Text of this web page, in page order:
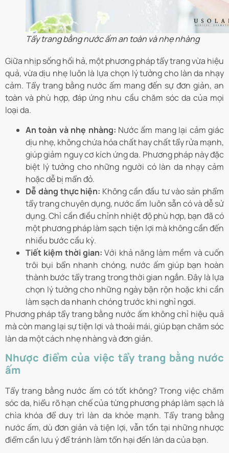
Tẩy trang bằng nước ấm an toàn và nhẹ nhàng
Giữa nhịp sống hối hả, một phương pháp tẩy trang vừa hiệu
quả, vừa dịu nhẹ luôn là lựa chọn lý tưởng cho làn da nhạy
cảm. Tẩy trang bằng nước ấm mang đến sự đơn giản, an
toàn và phù hợp, đáp ứng nhu cầu chăm sóc da của mọi
loại da.
An toàn và nhẹ nhàng: Nước ấm mang lại cảm giác
dịu nhẹ, không chứa hóa chất hay chất tẩy rửa mạnh,
giúp giảm nguy cơ kích ứng da. Phương pháp này đặc
biệt lý tưởng cho những người có làn da nhạy cảm
hoặc dễ bị mẩn đỏ.
Dễ dàng thực hiện: Không cần đầu tư vào sản phẩm
tẩy trang chuyên dụng, nước ấm luôn sẵn có và dễ sử
dụng. Chỉ cần điều chỉnh nhiệt độ phù hợp, bạn đã có
một phương pháp làm sạch tiện lợi mà không cần đến
nhiều bước cầu kỳ.
Tiết kiệm thời gian:Với khả năng làm mềm và cuốn
trôi bụi bẩn nhanh chóng, nước ấm giúp bạn hoàn
thành bước tẩy trang trong thời gian ngắn. Đây là lựa
chọn lý tưởng cho những ngày bận rộn hoặc khi cần
làm sạch da nhanh chóng trước khi nghỉ ngơi.
Phương pháp tẩy trang bằng nước ấm không chỉ hiệu quả
mà còn mang lại sự tiện lợi và thoải mái, giúp bạn chăm sóc
làn da một cách nhẹ nhàng và đơn giản.
Nhược điểm của việc tẩy trang bằng nước
ấm
Tẩy trang bằng nước ấm có tốt không? Trong việc chăm
sóc da, hiểu rõ hạn chế của từng phương pháp làm sạch là
chìa khóa để duy trì làn da khỏe mạnh. Tẩy trang bằng
nước ấm, dù đơn giản và tiện lợi, vẫn tồn tại những nhược
điểm cần lưu ý để tránh làm tổn hại đến làn da của bạn.